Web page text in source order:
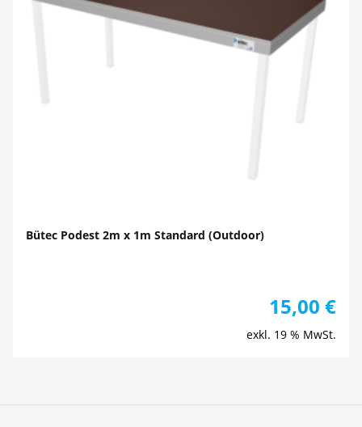
Bütec Podest 2m x 1m Standard (Outdoor)
15,00 €
exkl. 19 % MwSt.